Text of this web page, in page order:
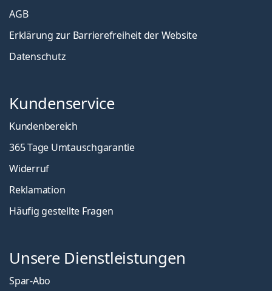
AGB
Erklärung zur Barrierefreiheit der Website
Datenschutz
Kundenservice
Kundenbereich
365 Tage Umtauschgarantie
Widerruf
Reklamation
Häufig gestellte Fragen
Unsere Dienstleistungen
Spar-Abo